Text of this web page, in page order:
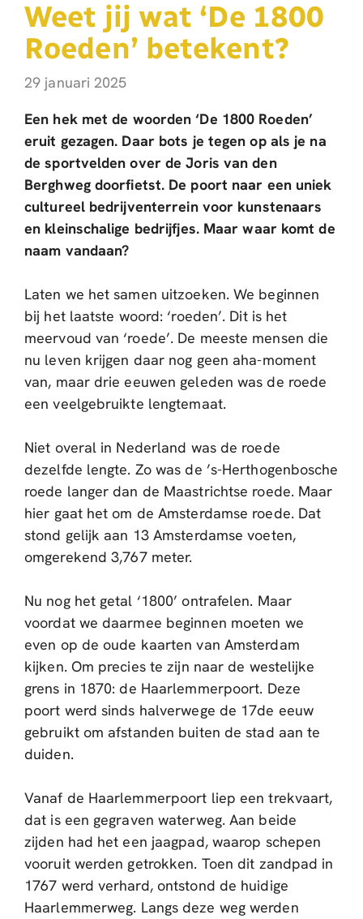
Weet jij wat ‘De 1800
Roeden’ betekent?
29 januari 2025
Een hek met de woorden ‘De 1800 Roeden’
eruit gezagen. Daar bots je tegen op als je na
de sportvelden over de Joris van den
Berghweg doorfietst. De poort naar een uniek
cultureel bedrijventerrein voor kunstenaars
en kleinschalige bedrijfjes. Maar waar komt de
naam vandaan?
Laten we het samen uitzoeken. We beginnen
bij het laatste woord: ‘roeden’. Dit is het
meervoud van ‘roede’. De meeste mensen die
nu leven krijgen daar nog geen aha-moment
van, maar drie eeuwen geleden was de roede
een veelgebruikte lengtemaat.
Niet overal in Nederland was de roede
dezelfde lengte. Zo was de ’s-Herthogenbosche
roede langer dan de Maastrichtse roede. Maar
hier gaat het om de Amsterdamse roede. Dat
stond gelijk aan 13 Amsterdamse voeten,
omgerekend 3,767 meter.
Nu nog het getal ‘1800’ ontrafelen. Maar
voordat we daarmee beginnen moeten we
even op de oude kaarten van Amsterdam
kijken. Om precies te zijn naar de westelijke
grens in 1870: de Haarlemmerpoort. Deze
poort werd sinds halverwege de 17de eeuw
gebruikt om afstanden buiten de stad aan te
duiden.
Vanaf de Haarlemmerpoort liep een trekvaart,
dat is een gegraven waterweg. Aan beide
zijden had het een jaagpad, waarop schepen
vooruit werden getrokken. Toen dit zandpad in
1767 werd verhard, ontstond de huidige
Haarlemmerweg. Langs deze weg werden